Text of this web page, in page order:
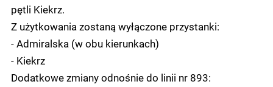
pętli Kiekrz.
Z użytkowania zostaną wyłączone przystanki:
- Admiralska (w obu kierunkach)
- Kiekrz
Dodatkowe zmiany odnośnie do linii nr 893: